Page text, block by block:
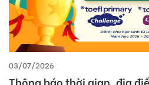
03/07/2026
Thông báo thời gian, địa